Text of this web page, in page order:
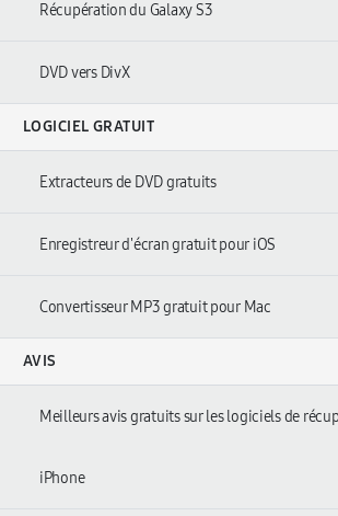
Récupération du Galaxy S3
DVD vers DivX
LOGICIEL GRATUIT
Extracteurs de DVD gratuits
Enregistreur d'écran gratuit pour iOS
Convertisseur MP3 gratuit pour Mac
AVIS
Meilleurs avis gratuits sur les logiciels de
iPhone